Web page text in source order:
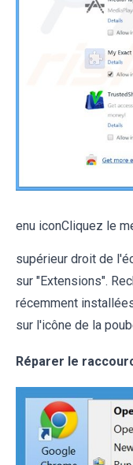
enu iconCliquez le
supérieur droit de
sur "Extensions".
récemment
sur l'icône de la
Réparer le